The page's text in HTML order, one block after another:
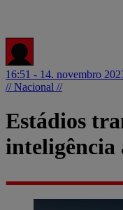
16:51 - 14. novembro
// Nacional //
Estádios